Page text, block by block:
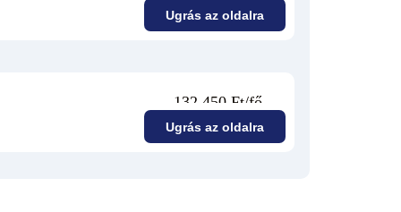
Ugrás az oldalra
132 450 Ft/fő
Ugrás az oldalra